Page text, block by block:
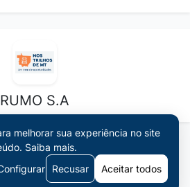
RUMO S.A
melhorar sua experiência no site
Saiba mais.
Recusar Aceitar todos